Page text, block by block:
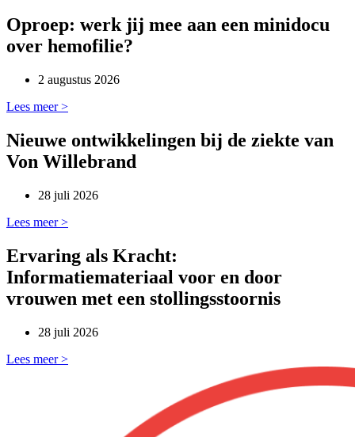
Oproep: werk jij mee aan een minidocu
over hemofilie?
2 augustus 2026
Lees meer >
Nieuwe ontwikkelingen bij de ziekte van
Von Willebrand
28 juli 2026
Lees meer >
Ervaring als Kracht:
Informatiemateriaal voor en door
vrouwen met een stollingsstoornis
28 juli 2026
Lees meer >